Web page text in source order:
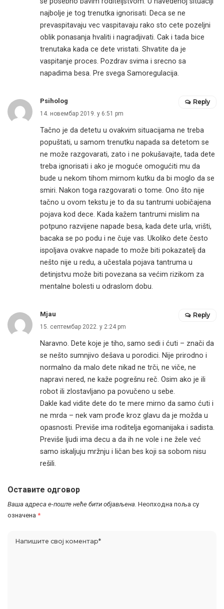
najbolje je tog trenutka ignorisati. Deca se ne
prevaspitavaju vec vaspitavaju rako sto cete pozeljni
oblik ponasanja hvaliti i nagradjivati. Cak i tada bice
trenutaka kada ce dete vristati. Shvatite da je
vaspitanje proces. Pozdrav svima i srecno sa
napadima besa. Pre svega Samoregulacija.
Psiholog
14. новембар 2019. у 6:51 pm
Tačno je da detetu u ovakvim situacijama ne treba
popuštati, u samom trenutku napada sa detetom se
ne može razgovarati, zato i ne pokušavajte, tada dete
treba ignorisati i ako je moguće omogućiti mu da
bude u nekom tihom mirnom kutku da bi moglo da se
smiri. Nakon toga razgovarati o tome. Ono što nije
tačno u ovom tekstu je to da su tantrumi uobičajena
pojava kod dece. Kada kažem tantrumi mislim na
potpuno razvijene napade besa, kada dete urla, vrišti,
bacaka se po podu i ne čuje vas. Ukoliko dete često
ispoljava ovakve napade to može biti pokazatelj da
nešto nije u redu, a učestala pojava tantruma u
detinjstvu može biti povezana sa većim rizikom za
mentalne bolesti u odraslom dobu.
Reply
Mjau
15. септембар 2022. у 2:24 pm
Naravno. Dete koje je tiho, samo sedi i ćuti – znači da
se nešto sumnjivo dešava u porodici. Nije prirodno i
normalno da malo dete nikad ne trči, ne viče, ne
napravi nered, ne kaže pogrešnu reč. Osim ako je ili
robot ili zlostavljano pa povučeno u sebe.
Dakle kad vidite dete do te mere mirno da samo ćuti i
ne mrda – nek vam prođe kroz glavu da je možda u
opasnosti. Previše ima roditelja egomanijaka i sadista.
Previše ljudi ima decu a da ih ne vole i ne žele već
samo iskaljuju mržnju i ličan bes koji sa sobom nisu
rešili.
Reply
Оставите одговор
Ваша адреса е-поште неће бити објављена. Неопходна поља су
означена *